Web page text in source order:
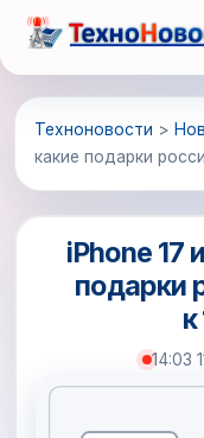
Перейти
содержимому
Техноновости >
какие подарки
iPhone 17
подарки
14:03